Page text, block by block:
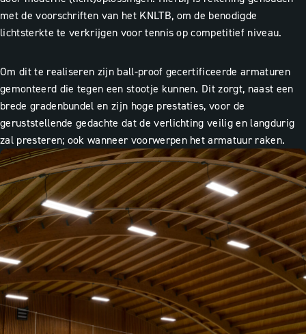
met de voorschriften van het KNLTB, om de benodigde
lichtsterkte te verkrijgen voor tennis op competitief niveau.
Om dit te realiseren zijn ball-proof gecertificeerde armaturen
gemonteerd die tegen een stootje kunnen. Dit zorgt, naast een
brede gradenbundel en zijn hoge prestaties, voor de
geruststellende gedachte dat de verlichting veilig en langdurig
zal presteren; ook wanneer voorwerpen het armatuur raken.